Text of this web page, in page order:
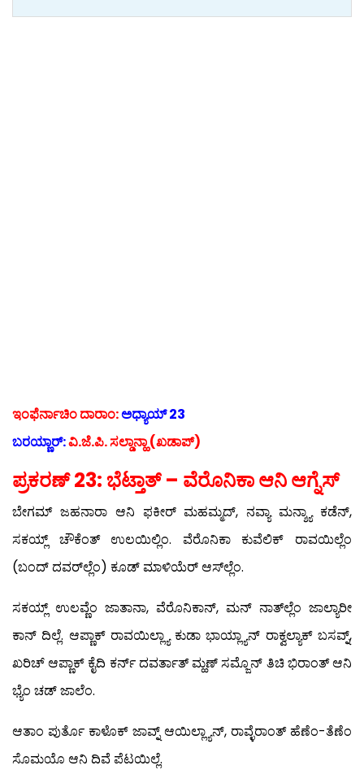
ಇಂಫೆರ್ನಾಚಿಂ ದಾರಾಂ:ಅಧ್ಯಾಯ್ 23
ಬರಯ್ಣಾರ್:ವಿ.ಜೆ.ಪಿ. ಸಲ್ಡಾನ್ಹಾ (ಖಡಾಪ್)
ಪ್ರಕರಣ್ 23: ಭೆಟ್ತಾತ್ – ವೆರೊನಿಕಾ ಆನಿ ಆಗ್ನೆಸ್
ಬೇಗಮ್ ಜಹನಾರಾ ಆನಿ ಫಕೀರ್ ಮಹಮ್ಮದ್, ನವ್ಯಾ ಮನ್ಶ್ಯಾ ಕಡೆನ್,
ಸಕಯ್ಲ್ ಚೌಕೆಂತ್ ಉಲಯಿಲ್ಲಿಂ. ವೆರೊನಿಕಾ ಕುವೆಲಿಕ್ ರಾವಯಿಲ್ಲೆಂ
(ಬಂದ್ ದವರ್‌ಲ್ಲೆಂ) ಕೂಡ್ ಮಾಳಿಯೆರ್ ಆಸ್‍ಲ್ಲೆಂ.
ಸಕಯ್ಲ್ ಉಲವ್ಣೆಂ ಜಾತಾನಾ, ವೆರೊನಿಕಾನ್, ಮನ್ ನಾತ್‍ಲ್ಲೆಂ ಜಾಲ್ಯಾರೀ
ಕಾನ್ ದಿಲ್ಲೆ. ಆಪ್ಣಾಕ್ ರಾವಯಿಲ್ಲ್ಯಾ ಕುಡಾ ಭಾಯ್ಲ್ಯಾನ್ ರಾಕ್ವಲ್ಯಾಕ್ ಬಸವ್ನ್,
ಖರಿಚ್ ಆಪ್ಣಾಕ್ ಕೈದಿ ಕರ್ನ್ ದವರ್ತಾತ್ ಮ್ಹಣ್ ಸಮ್ಜೊನ್ ತಿಚಿ ಭಿರಾಂತ್ ಆನಿ
ಭ್ಯೆಂ ಚಡ್ ಜಾಲೆಂ.
ಆತಾಂ ಪುರ್ತೊ ಕಾಳೊಕ್ ಜಾವ್ನ್ ಆಯಿಲ್ಲ್ಯಾನ್, ರಾವ್ಳೆರಾಂತ್ ಹೆಣೆಂ-ತೆಣೆಂ
ಸೊಮಯೊ ಆನಿ ದಿವೆ ಪೆಟಯಿಲ್ಲೆ.